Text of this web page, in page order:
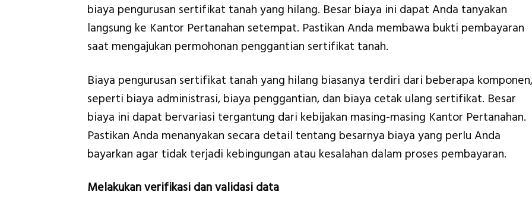
biaya pengurusan sertifikat tanah yang hilang. Besar biaya ini dapat Anda tanyakan
langsung ke Kantor Pertanahan setempat. Pastikan Anda membawa bukti pembayaran
saat mengajukan permohonan penggantian sertifikat tanah.
Biaya pengurusan sertifikat tanah yang hilang biasanya terdiri dari beberapa komponen,
seperti biaya administrasi, biaya penggantian, dan biaya cetak ulang sertifikat. Besar
biaya ini dapat bervariasi tergantung dari kebijakan masing-masing Kantor Pertanahan.
Pastikan Anda menanyakan secara detail tentang besarnya biaya yang perlu Anda
bayarkan agar tidak terjadi kebingungan atau kesalahan dalam proses pembayaran.
Melakukan verifikasi dan validasi data